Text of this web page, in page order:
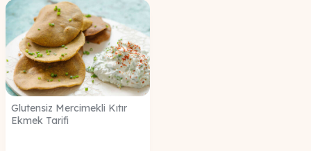
Glutensiz Mercimekli Kıtır
Ekmek Tarifi